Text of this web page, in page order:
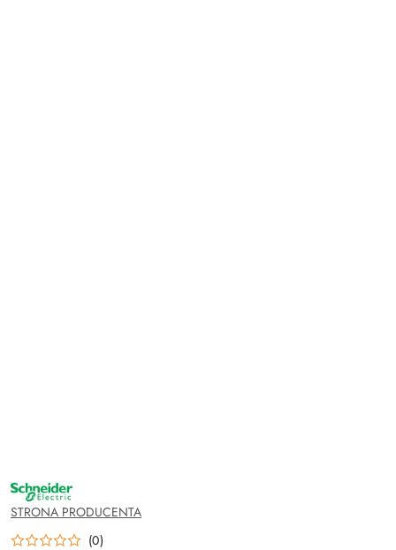
NAZWA
PRODUCENTA:
SCHNEIDER
ELECTRIC
STRONA PRODUCENTA
(0)